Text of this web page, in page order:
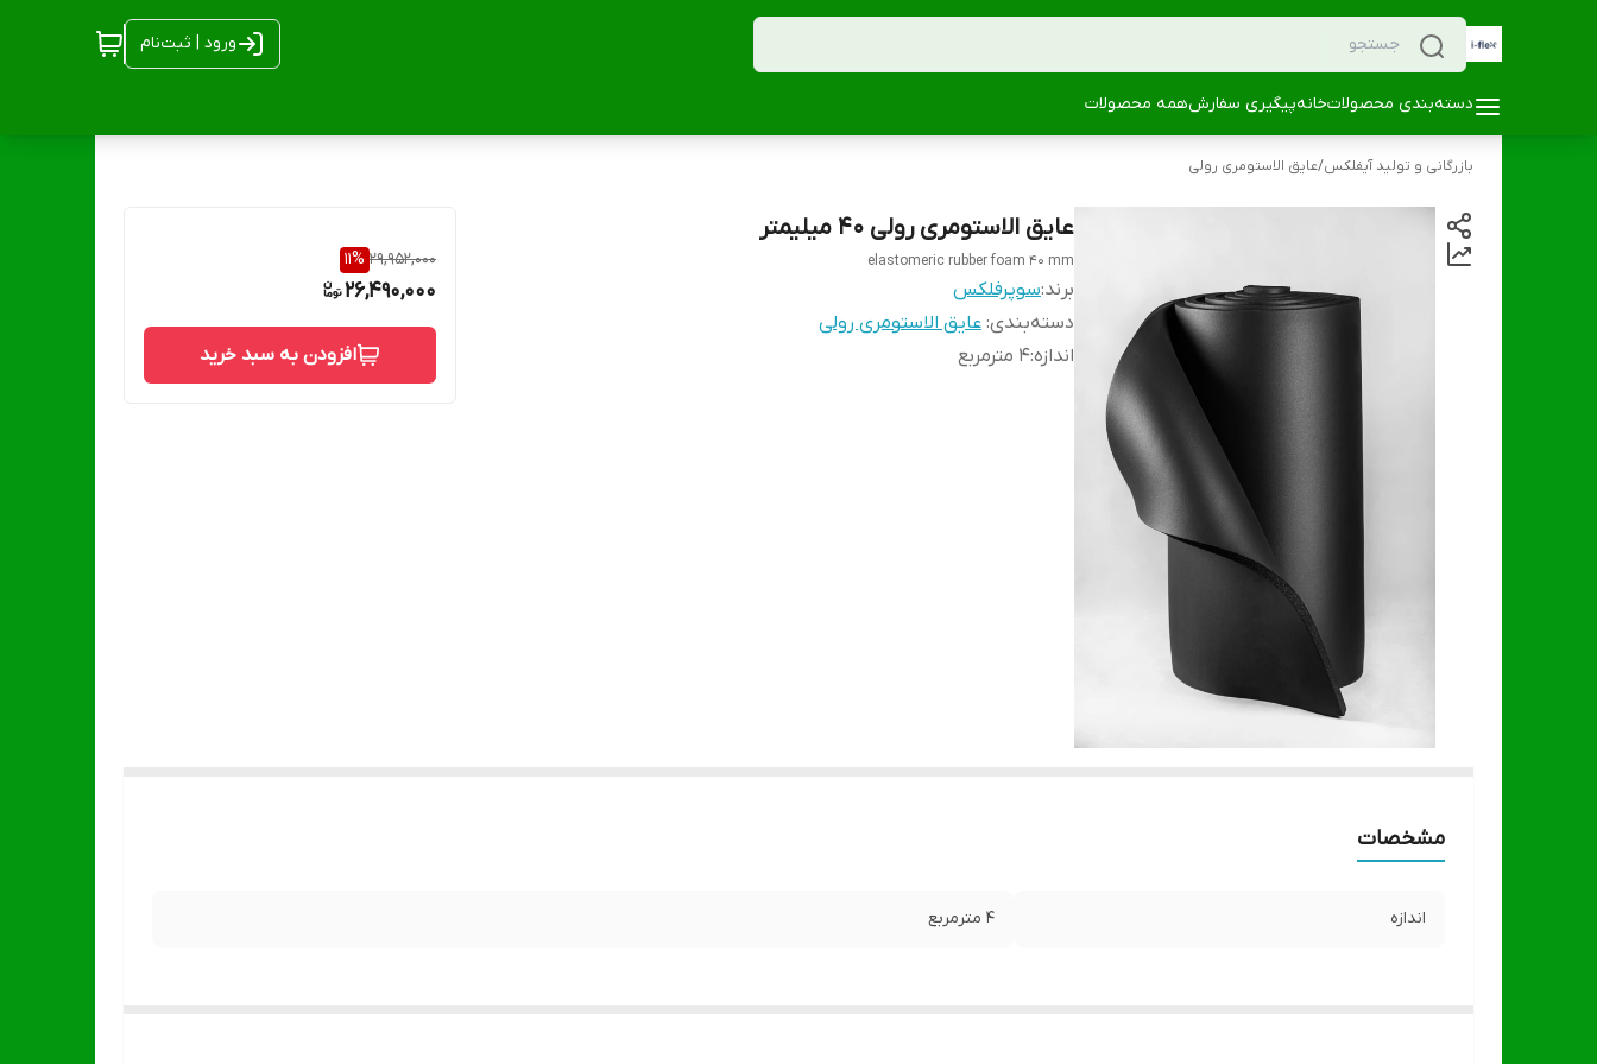
ورود | ثبت‌نام
دسته‌بندی محصولاتخانهپیگیری سفارشهمه محصولات
بازرگانی و تولید آیفلکس/عایق الاستومری رولی
عایق الاستومری رولی 40 میلیمتر
elastomeric rubber foam 40 mm
برند:سوپرفلکس
دسته‌بندی: عایق الاستومری رولی
اندازه:4 مترمربع
29,952,000
11%
26,490,000
افزودن به سبد خرید
مشخصات
اندازه 4 مترمربع